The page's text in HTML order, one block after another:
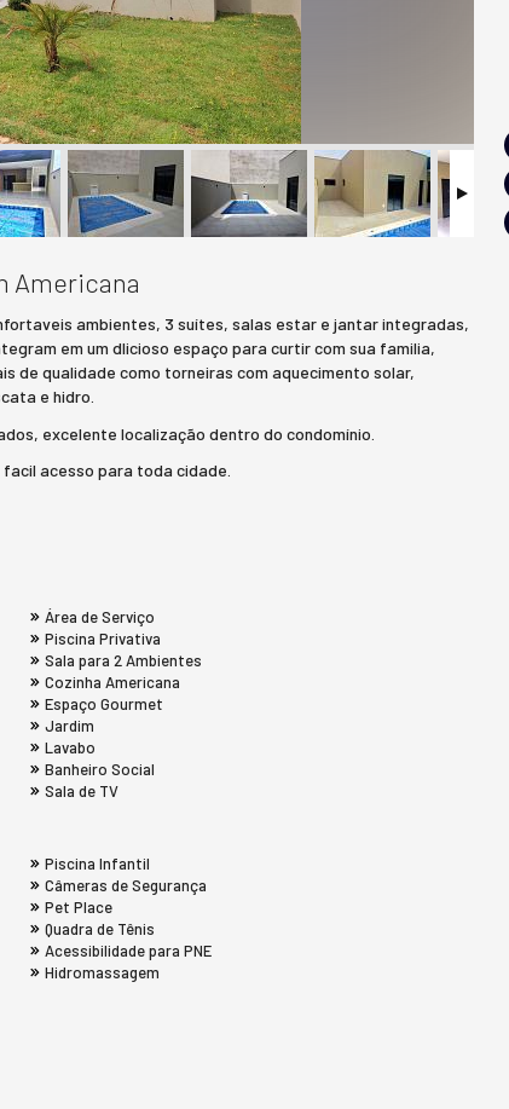
Americana
ambientes, 3 suítes, salas estar e jantar integradas,
em um dlicioso espaço para curtir com sua familia,
de qualidade como torneiras com aquecimento solar,
e hidro.
excelente localização dentro do condomínio.
acesso para toda cidade.
Área de Serviço
Piscina Privativa
Sala para 2 Ambientes
Cozinha Americana
Espaço Gourmet
Jardim
Lavabo
Banheiro Social
Sala de TV
Piscina Infantil
Câmeras de Segurança
Pet Place
Quadra de Tênis
Acessibilidade para PNE
Hidromassagem